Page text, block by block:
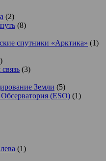
(2)
(8)
спутники «Арктика» (1)
(3)
Земли (5)
(ESO) (1)
(1)